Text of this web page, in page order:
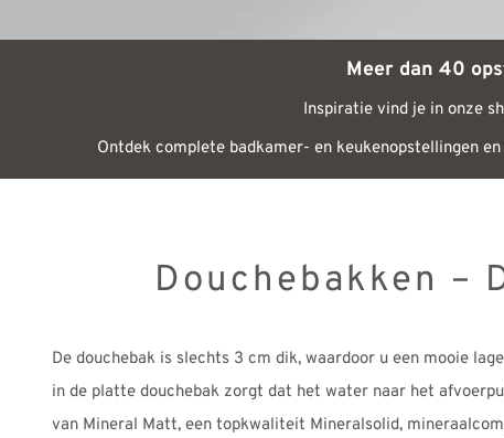
Meer dan 40
Inspiratie vind je in onze
Ontdek complete badkamer- en keukenopstellingen
Douchebakken –
De douchebak is slechts 3 cm dik, waardoor u een mooie
in de platte douchebak zorgt dat het water naar het
van Mineral Matt, een topkwaliteit Mineralsolid,